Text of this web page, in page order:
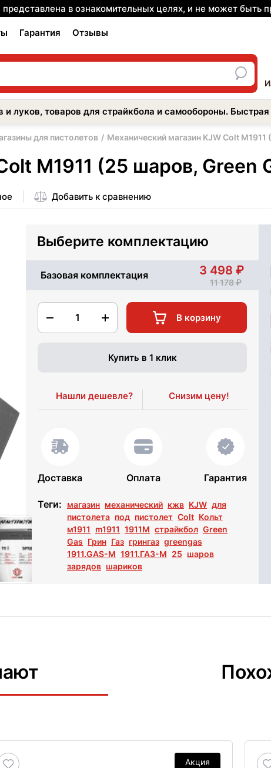
в ознакомительных целях, и не может быть
Гарантия Отзывы
луков, товаров для страйкбола и самообороны.
для пистолетов Механический магазин KJW Colt
M1911 (25 шаров, Green
Добавить к сравнению
Выберите комплектацию
Базовая комплектация 3 498
11 178
1 В корзину
Купить в 1 клик
Нашли дешевле? Снизим цену!
Доставка Оплата Гарантия
Теги: магазин механический кжв KJW для
пистолета под пистолет Colt Кольт
м1911
m1911 1911M страйкбол Green
Gas Грин Газ грингаз greengas
1911.GAS-M 1911.ГАЗ-М 25 шаров
зарядов шариков
Акция